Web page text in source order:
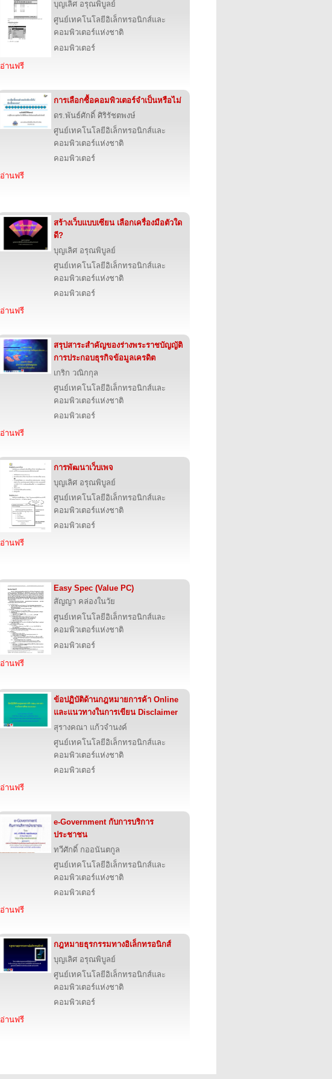
บุญเลิศ อรุณพิบูลย์
ศูนย์เทคโนโลยีอิเล็กทรอนิกส์และ
คอมพิวเตอร์แห่งชาติ
คอมพิวเตอร์
อ่านฟรี
การเลือกซื้อคอมพิวเตอร์จำเป็นหรือไม่
ดร.พันธ์ศักดิ์ ศิริรัชตพงษ์
ศูนย์เทคโนโลยีอิเล็กทรอนิกส์และ
คอมพิวเตอร์แห่งชาติ
คอมพิวเตอร์
อ่านฟรี
สร้างเว็บแบบเซียน เลือกเครื่องมือตัวใด
ดี?
บุญเลิศ อรุณพิบูลย์
ศูนย์เทคโนโลยีอิเล็กทรอนิกส์และ
คอมพิวเตอร์แห่งชาติ
คอมพิวเตอร์
อ่านฟรี
สรุปสาระสำคัญของร่างพระราชบัญญัติ
การประกอบธุรกิจข้อมูลเครดิต
เกริก วณิกกุล
ศูนย์เทคโนโลยีอิเล็กทรอนิกส์และ
คอมพิวเตอร์แห่งชาติ
คอมพิวเตอร์
อ่านฟรี
การพัฒนาเว็บเพจ
บุญเลิศ อรุณพิบูลย์
ศูนย์เทคโนโลยีอิเล็กทรอนิกส์และ
คอมพิวเตอร์แห่งชาติ
คอมพิวเตอร์
อ่านฟรี
Easy Spec (Value PC)
สัญญา คล่องในวัย
ศูนย์เทคโนโลยีอิเล็กทรอนิกส์และ
คอมพิวเตอร์แห่งชาติ
คอมพิวเตอร์
อ่านฟรี
ข้อปฏิบัติด้านกฎหมายการค้า Online
และแนวทางในการเขียน Disclaimer
สุรางคณา แก้วจำนงค์
ศูนย์เทคโนโลยีอิเล็กทรอนิกส์และ
คอมพิวเตอร์แห่งชาติ
คอมพิวเตอร์
อ่านฟรี
e-Government กับการบริการ
ประชาชน
ทวีศักดิ์ กออนันตกูล
ศูนย์เทคโนโลยีอิเล็กทรอนิกส์และ
คอมพิวเตอร์แห่งชาติ
คอมพิวเตอร์
อ่านฟรี
กฎหมายธุรกรรมทางอิเล็กทรอนิกส์
บุญเลิศ อรุณพิบูลย์
ศูนย์เทคโนโลยีอิเล็กทรอนิกส์และ
คอมพิวเตอร์แห่งชาติ
คอมพิวเตอร์
อ่านฟรี